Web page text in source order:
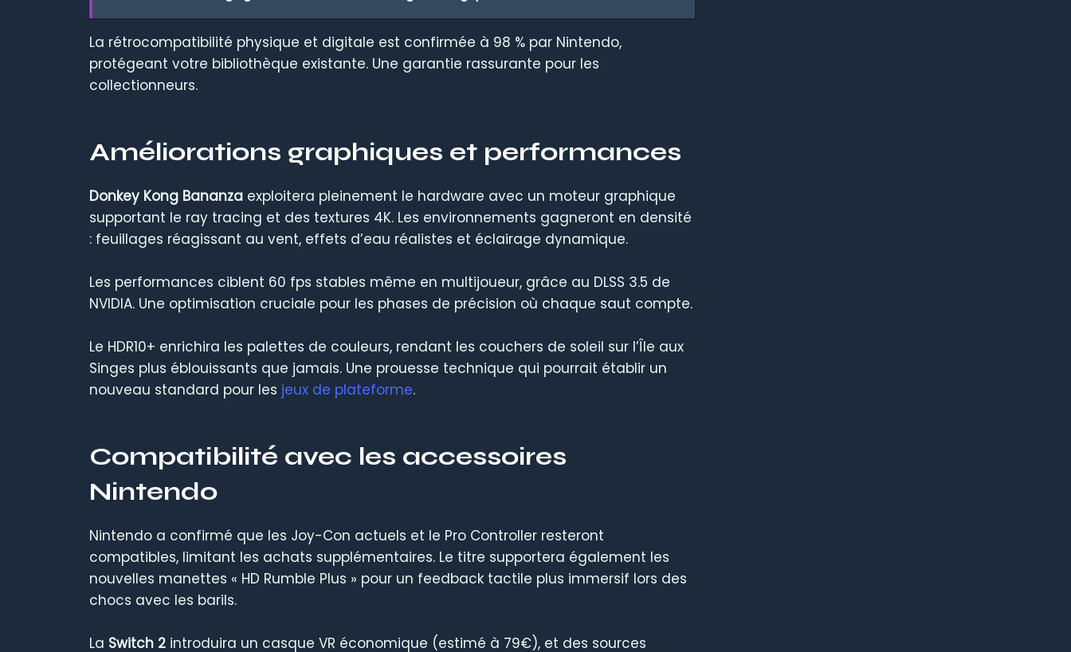
La rétrocompatibilité physique et digitale est confirmée à 98 % par Nintendo,
protégeant votre bibliothèque existante. Une garantie rassurante pour les
collectionneurs.
Améliorations graphiques et performances
Donkey Kong Bananza exploitera pleinement le hardware avec un moteur graphique
supportant le ray tracing et des textures 4K. Les environnements gagneront en densité
: feuillages réagissant au vent, effets d’eau réalistes et éclairage dynamique.
Les performances ciblent 60 fps stables même en multijoueur, grâce au DLSS 3.5 de
NVIDIA. Une optimisation cruciale pour les phases de précision où chaque saut compte.
Le HDR10+ enrichira les palettes de couleurs, rendant les couchers de soleil sur l’Île aux
Singes plus éblouissants que jamais. Une prouesse technique qui pourrait établir un
nouveau standard pour les jeux de plateforme.
Compatibilité avec les accessoires
Nintendo
Nintendo a confirmé que les Joy-Con actuels et le Pro Controller resteront
compatibles, limitant les achats supplémentaires. Le titre supportera également les
nouvelles manettes « HD Rumble Plus » pour un feedback tactile plus immersif lors des
chocs avec les barils.
La Switch 2 introduira un casque VR économique (estimé à 79€), et des sources